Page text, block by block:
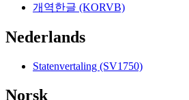
개역한글 (KORVB)
Nederlands
Statenvertaling (SV1750)
Norsk